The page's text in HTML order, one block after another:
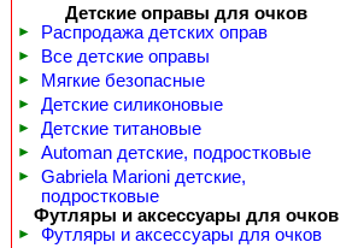
Детские оправы для очков
► Распродажа детских оправ
► Все детские оправы
► Мягкие безопасные
► Детские силиконовые
► Детские титановые
► Automan детские, подростковые
►
Gabriela Marioni детские,
подростковые
Футляры и аксессуары для очков
►
Футляры и аксессуары для очков